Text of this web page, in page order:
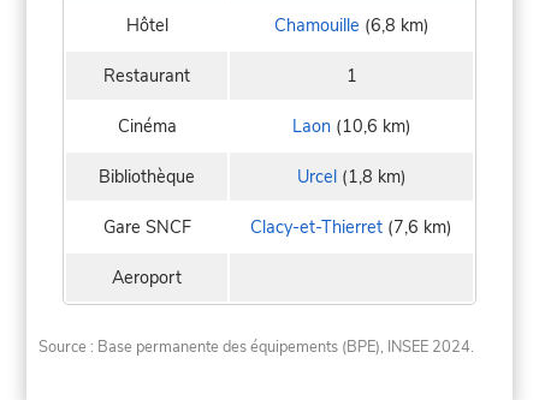
Hôtel Chamouille (6,8 km)
Restaurant 1
Cinéma Laon(10,6 km)
Bibliothèque Urcel(1,8 km)
Gare SNCF Clacy-et-Thierret (7,6 km)
Aeroport
Source : Base permanente des équipements (BPE), INSEE 2024.